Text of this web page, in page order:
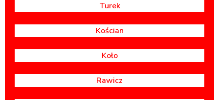
Turek
Kościan
Koło
Rawicz